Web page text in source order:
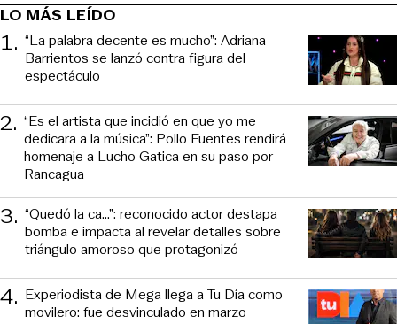
LO MÁS LEÍDO
1. “La palabra decente es mucho”: Adriana
Barrientos se lanzó contra figura del
espectáculo
2. “Es el artista que incidió en que yo me
dedicara a la música”: Pollo Fuentes rendirá
homenaje a Lucho Gatica en su paso por
Rancagua
3. “Quedó la ca...”: reconocido actor destapa
bomba e impacta al revelar detalles sobre
triángulo amoroso que protagonizó
4. Experiodista de Mega llega a Tu Día como
movilero: fue desvinculado en marzo